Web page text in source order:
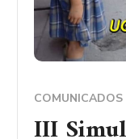
COMUNICADOS
III